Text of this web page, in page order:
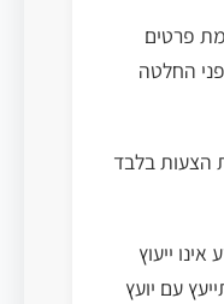
פרטים
החלטה
הצעות בלבד
אינו ייעוץ
עם יועץ